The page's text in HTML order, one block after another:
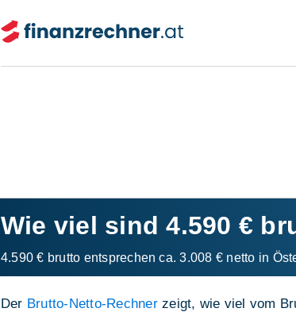
Wie viel sind 4.590 €
4.590 € brutto entsprechen ca. 3.008 € netto in
Der Brutto-Netto-Rechnerzeigt, wie viel vom